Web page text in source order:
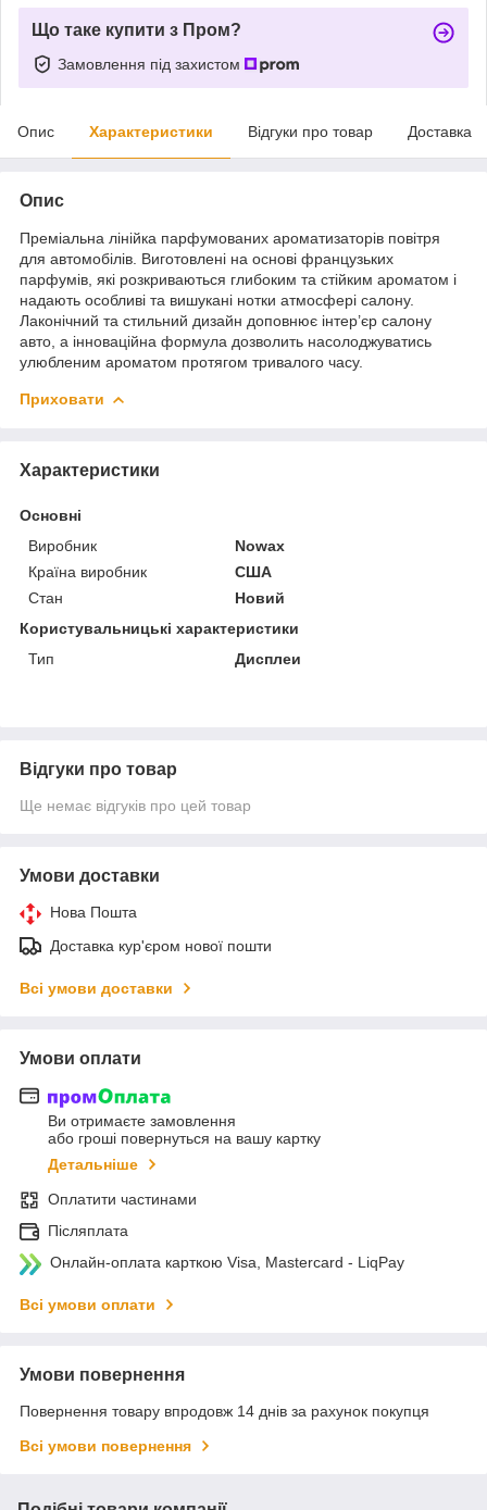
Що таке купити з Пром?
Замовлення під захистом
Опис Характеристики Відгуки про товар Доставка
Опис
Преміальна лінійка парфумованих ароматизаторів повітря
для автомобілів. Виготовлені на основі французьких
парфумів, які розкриваються глибоким та стійким ароматом і
надають особливі та вишукані нотки атмосфері салону.
Лаконічний та стильний дизайн доповнює інтер’єр салону
авто, а інноваційна формула дозволить насолоджуватись
улюбленим ароматом протягом тривалого часу.
Приховати
Характеристики
Основні
Виробник
Nowax
Країна виробник
США
Стан
Новий
Користувальницькі характеристики
Тип
Дисплеи
Відгуки про товар
Ще немає відгуків про цей товар
Умови доставки
Нова Пошта
Доставка кур'єром нової пошти
Всі умови доставки
Умови оплати
Ви отримаєте замовлення
або гроші повернуться на вашу картку
Детальніше
Оплатити частинами
Післяплата
Онлайн-оплата карткою Visa, Mastercard - LiqPay
Всі умови оплати
Умови повернення
Повернення товару впродовж 14 днів за рахунок покупця
Всі умови повернення